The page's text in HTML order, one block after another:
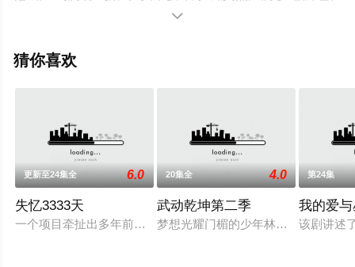
黄征,冯俊熙,龚悦,甄琪,刘慧,梁家仁,张双利,徐少强,宁心,李
剧，手机免费观看高清无删减完整版电视剧全集就上天堂

猜你喜欢
更新至24集全 6.0
失忆3333天
一个项目牵扯出多年前的情感瓜葛，尘封3333天的绝美恋情在
20集全 4.0
武动乾坤第二季
梦想光耀门楣的少年林动，机缘巧合
第24集
我的爱
该剧讲述